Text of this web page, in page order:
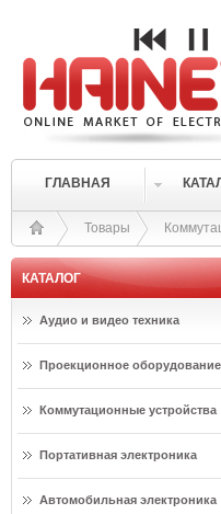
ГЛАВНАЯ
Товары
КАТАЛОГ
Аудио и видео техника
Проекционное оборудование
Коммутационные устройства
Портативная электроника
Автомобильная электроника